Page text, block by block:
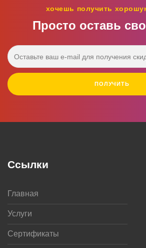
хочешь получить
Просто оставь
ПОЛУЧИТЬ
Ссылки
Главная
Услуги
Сертификаты